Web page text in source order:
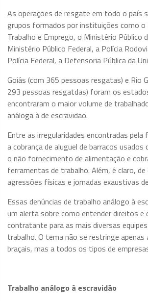
As operações de resgate em todo o país
grupos formados por instituições como o
Trabalho e Emprego, o Ministério Público
Ministério Público Federal, a Polícia
Polícia Federal, a Defensoria Pública da
Goiás (com 365 pessoas resgatas) e Rio
293 pessoas resgatdas) foram os
encontraram o maior volume de
análoga à de escravidão.
Entre as irregularidades encontradas pela
a cobrança de aluguel de barracos
o não fornecimento de alimentação e
ferramentas de trabalho. Além, é claro, de
agressões físicas e jornadas exaustivas
Essas denúncias de trabalho análogo à
um alerta sobre como entender direitos e
contratante para as mais diversas
trabalho. O tema não se restringe apenas
braçais, mas a todos os tipos de
Trabalho análogo à escravidão